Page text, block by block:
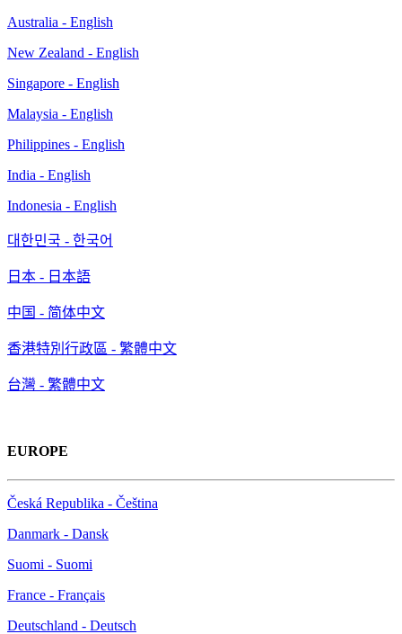
Australia - English
New Zealand - English
Singapore - English
Malaysia - English
Philippines - English
India - English
Indonesia - English
대한민국 - 한국어
日本 - 日本語
中国 - 简体中文
香港特別行政區 - 繁體中文
台灣 - 繁體中文
EUROPE
Česká Republika - Čeština
Danmark - Dansk
Suomi - Suomi
France - Français
Deutschland - Deutsch